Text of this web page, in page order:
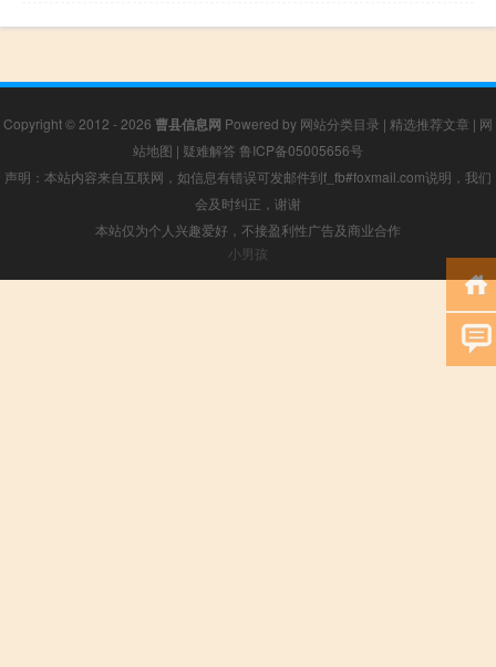
Copyright © 2012 - 2026 曹县信息网 Powered by 网站分类目录 | 精选推荐文章 | 网
站地图 | 疑难解答 鲁ICP备05005656号
声明：本站内容来自互联网，如信息有错误可发邮件到f_fb#foxmail.com说明，我们
会及时纠正，谢谢
本站仅为个人兴趣爱好，不接盈利性广告及商业合作
小男孩